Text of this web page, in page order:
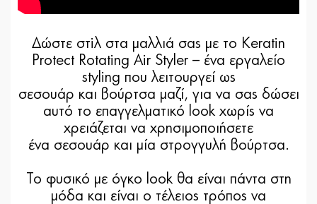
Δώστε στiλ στα μαλλιά σας με το Keratin
Protect Rotating Air Styler – ένα εργαλείο
styling που λειτουργεί ως
σεσουάρ και βούρτσα μαζί, για να σας δώσει
αυτό το επαγγελματικό look χωρίς να
χρειάζεται να χρησιμοποιήσετε
ένα σεσουάρ και μία στρογγυλή βούρτσα.
Το φυσικό με όγκο look θα είναι πάντα στη
μόδα και είναι ο τέλειος τρόπος να